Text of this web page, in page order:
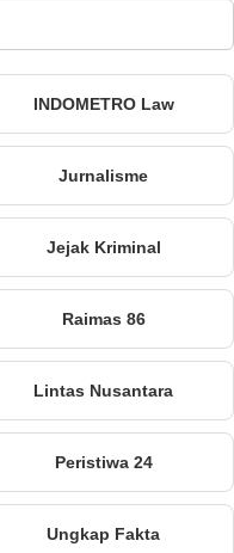
INDOMETRO Law
Jurnalisme
Jejak Kriminal
Raimas 86
Lintas Nusantara
Peristiwa 24
Ungkap Fakta